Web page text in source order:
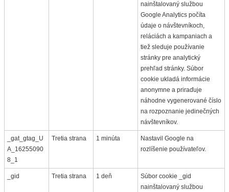
nainštalovaný službou
Google Analytics počíta
údaje o návštevníkoch,
reláciách a kampaniach a
tiež sleduje používanie
stránky pre analytický
prehľad stránky. Súbor
cookie ukladá informácie
anonymne a priraďuje
náhodne vygenerované číslo
na rozpoznanie jedinečných
návštevníkov.
_gat_gtag_U
A_16255090
8_1
Tretia strana 1 minúta
Nastavil Google na
rozlíšenie používateľov.
_gid Tretia strana 1 deň
Súbor cookie _gid
nainštalovaný službou